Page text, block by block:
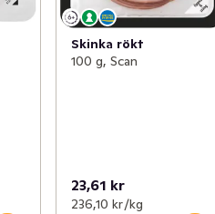
Skinka rökt
100 g, Scan
23,61 kr
236,10 kr /kg